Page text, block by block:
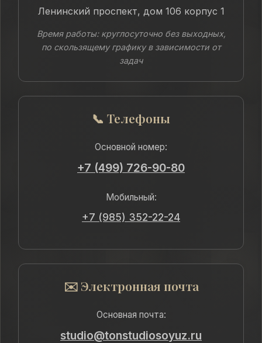
Ленинский проспект, дом 106 корпус 1
Время работы: круглосуточно без выходных,
по скользящему графику в зависимости от
задач
📞 Телефоны
Основной номер:
+7 (499) 726-90-80
Мобильный:
+7 (985) 352-22-24
✉️ Электронная почта
Основная почта:
studio@tonstudiosoyuz.ru